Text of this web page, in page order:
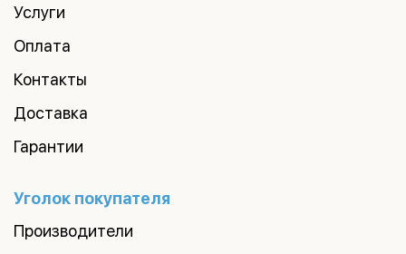
Услуги
Оплата
Контакты
Доставка
Гарантии
Уголок покупателя
Производители